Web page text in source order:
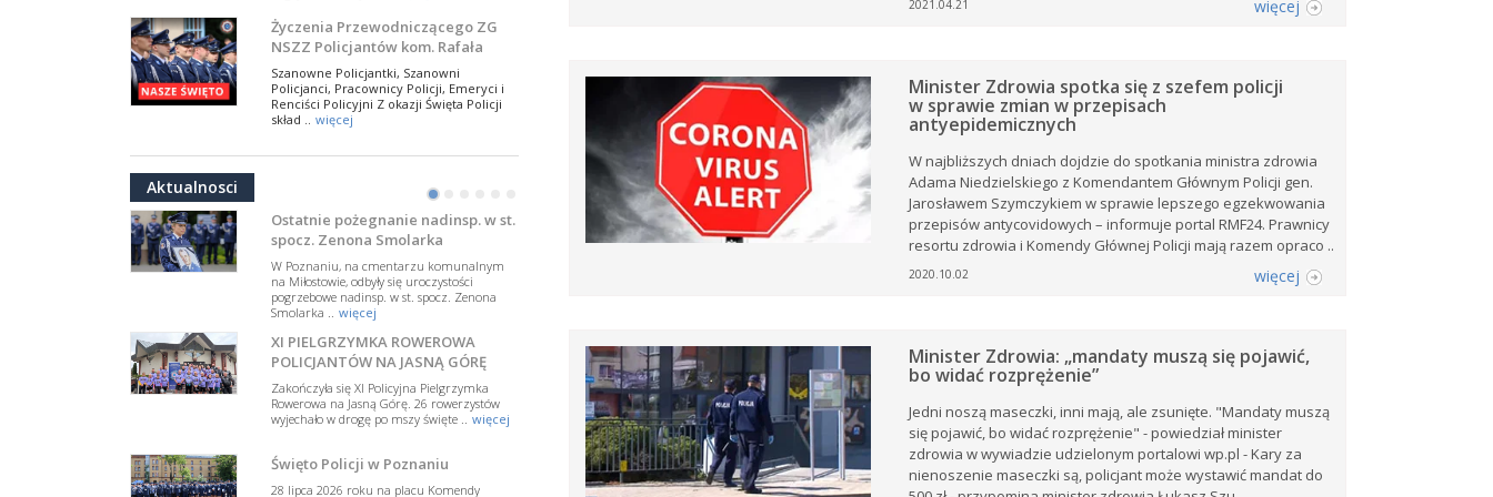
Życzenia Przewodniczącego ZG
NSZZ Policjantów kom. Rafała
Jankowskiego z okazji Święta
Policji 2026
Szanowne Policjantki, Szanowni
Policjanci, Pracownicy Policji, Emeryci i
Renciści Policyjni Z okazji Święta Policji
skład .. więcej
NSZZ Policjantów: Policja nie może
W przestrzeni publicznej po raz kolejny
pojawiły się wypowiedzi, które uderzają
w funkcjonariuszki i funkcjonariuszy
Policj .. więcej
Dodatkowe zarobkowanie
policjantów. NSZZP: obecne
rozwiązania wymagają zmian
zmiany przepisów regulujących
podejmowanie przez policjantów
dodatkowej pracy zarobkowe ..
więcej
Krok 1. Umorzenie. Krok 2. Walka
z hejtem
Postępowanie dotyczące interwencji
Policji w miejscu zamieszkania red.
Tomasza Sakiewicza zostało umorzone.
Aktualnosci
•• • •••
NSZZ Policjantów
Na zaproszenie Zarządu Głównego NSZZ
Policjantów w Polsce gościł Rafael Laskowski z
Departamentu Policji w Nowym Jorku, o
.. więcej
PAMIĘTAMY I ODDAJMY HOŁD ST.
SIERŻ. MARKOWI SIENICKIEMU
poświęconą starszemu sierżantowi Mar
Ostatnie pożegnanie nadinsp. w st.
spocz. Zenona Smolarka
W Poznaniu, na cmentarzu komunalnym
na Miłostowie, odbyły się uroczystości
pogrzebowe nadinsp. w st. spocz. Zenona
Smolarka .. więcej
XI PIELGRZYMKA ROWEROWA
POLICJANTÓW NA JASNĄ GÓRĘ
Zakończyła się XI Policyjna Pielgrzymka
Rowerowa na Jasną Górę. 26 rowerzystów
wyjechało w drogę po mszy święte .. więcej
Święto Policji w Poznaniu
28 lipca 2026 roku na placu Komendy
2021.04.21 więcej
Minister Zdrowia spotka się z szefem policji
w sprawie zmian w przepisach
antyepidemicznych
W najbliższych dniach dojdzie do spotkania ministra zdrowia
Adama Niedzielskiego z Komendantem Głównym Policji gen.
Jarosławem Szymczykiem w sprawie lepszego egzekwowania
przepisów antycovidowych – informuje portal RMF24. Prawnicy
resortu zdrowia i Komendy Głównej Policji mają razem opraco ..
2020.10.02 więcej
Minister Zdrowia: „mandaty muszą się pojawić,
bo widać rozprężenie”
Jedni noszą maseczki, inni mają, ale zsunięte. "Mandaty muszą
się pojawić, bo widać rozprężenie" - powiedział minister
zdrowia w wywiadzie udzielonym portalowi wp.pl - Kary za
nienoszenie maseczki są, policjant może wystawić mandat do